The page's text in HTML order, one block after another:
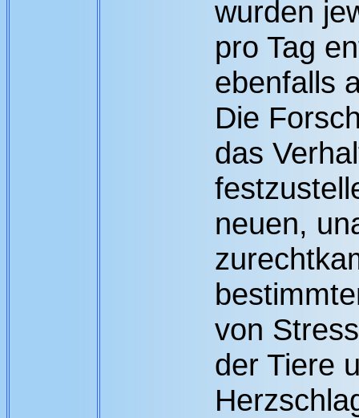
wurden
pro Tag
ebenfalls
Die
das
neuen,
von
der Tiere